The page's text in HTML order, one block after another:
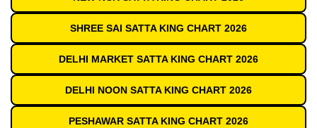
SHREE SAI SATTA KING CHART 2026
DELHI MARKET SATTA KING CHART 2026
DELHI NOON SATTA KING CHART 2026
PESHAWAR SATTA KING CHART 2026